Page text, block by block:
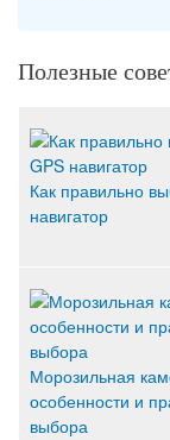
Полезные
Как правильно
навигатор
Морозильная
особенности и
выбора